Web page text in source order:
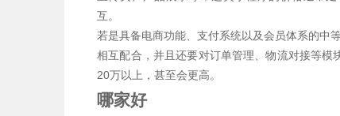
互。
若是具备电商功能、支付系统以及会员体系的中
相互配合，并且还要对订单管理、物流对接等
20万以上，甚至会更高。
哪家好